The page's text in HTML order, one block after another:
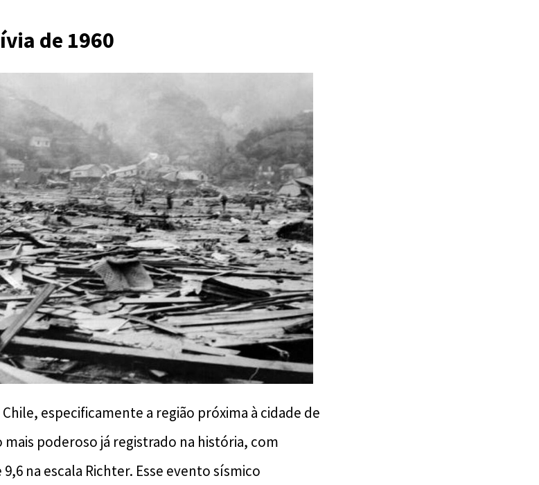
de 1960
especificamente a região próxima à cidade de
poderoso já registrado na história, com
na escala Richter. Esse evento sísmico